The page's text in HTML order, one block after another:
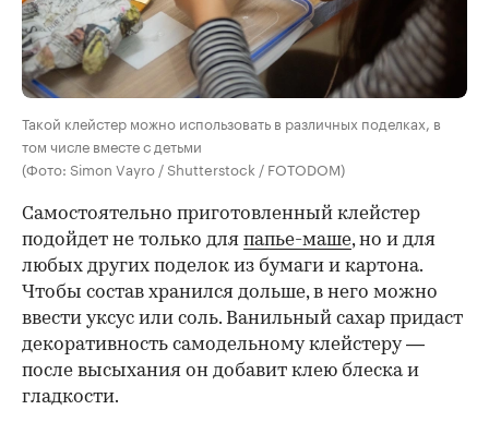
Такой клейстер можно использовать в различных поделках, в
том числе вместе с детьми
(Фото: Simon Vayro / Shutterstock / FOTODOM)
Самостоятельно приготовленный клейстер
подойдет не только для папье-маше, но и для
любых других поделок из бумаги и картона.
Чтобы состав хранился дольше, в него можно
ввести уксус или соль. Ванильный сахар придаст
декоративность самодельному клейстеру —
после высыхания он добавит клею блеска и
гладкости.